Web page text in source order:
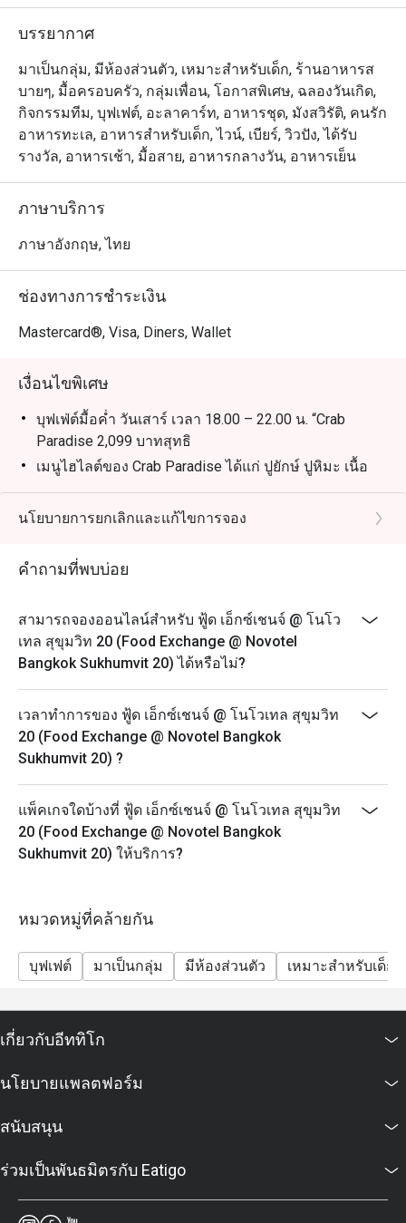
ห้องอาหารให้ดูเก๋ไก๋มีสไตล์มากยิ่งขึ้น
บรรยากาศ
มาเป็นกลุ่ม, มีห้องส่วนตัว, เหมาะสำหรับเด็ก, ร้านอาหารส
บายๆ, มื้อครอบครัว, กลุ่มเพื่อน, โอกาสพิเศษ, ฉลองวันเกิด,
กิจกรรมทีม, บุฟเฟต์, อะลาคาร์ท, อาหารชุด, มังสวิรัติ, คนรัก
อาหารทะเล, อาหารสำหรับเด็ก, ไวน์, เบียร์, วิวปัง, ได้รับ
รางวัล, อาหารเช้า, มื้อสาย, อาหารกลางวัน, อาหารเย็น
ภาษาบริการ
ภาษาอังกฤษ, ไทย
ช่องทางการชำระเงิน
Mastercard®, Visa, Diners, Wallet
เงื่อนไขพิเศษ
บุฟเฟ่ต์มื้อค่ำ วันเสาร์ เวลา 18.00 – 22.00 น. “Crab
Paradise 2,099 บาทสุทธิ
เมนูไฮไลต์ของ Crab Paradise ได้แก่ ปูยักษ์ ปูหิมะ เนื้อ
แกะ เนื้อสันนอก กุ้งแม่น้ำ หอยนางรม และอื่นๆ อีก
ราคาสุทธิ 650 บาท
- Sunday Brunch 1,999 เวลา 12.00 - 15.00 น
Beverage Packages available upon request.
นโยบายการยกเลิกและแก้ไขการจอง
คำถามที่พบบ่อย
สามารถจองออนไลน์สำหรับ ฟู้ด เอ็กซ์เชนจ์ @ โนโว
เทล สุขุมวิท 20 (Food Exchange @ Novotel
Bangkok Sukhumvit 20) ได้หรือไม่?
เวลาทำการของ ฟู้ด เอ็กซ์เชนจ์ @ โนโวเทล สุขุมวิท
20 (Food Exchange @ Novotel Bangkok
Sukhumvit 20) ?
แพ็คเกจใดบ้างที่ ฟู้ด เอ็กซ์เชนจ์ @ โนโวเทล สุขุมวิท
20 (Food Exchange @ Novotel Bangkok
Sukhumvit 20) ให้บริการ?
หมวดหมู่ที่คล้ายกัน
บุฟเฟต์ มาเป็นกลุ่ม มีห้องส่วนตัว เหมาะสำหรับเด็ก
เกี่ยวกับอีททิโก
นโยบายแพลตฟอร์ม
สนับสนุน
ร่วมเป็นพันธมิตรกับ Eatigo